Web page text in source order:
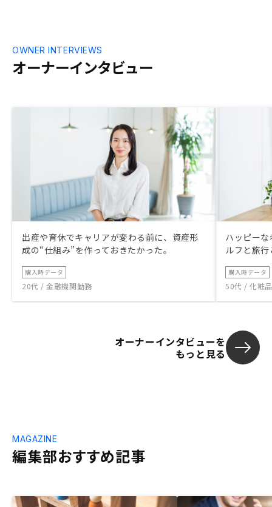
オーナーインタビュー
OWNER INTERVIEWS
出産や育休でキャリアが変わる前に、資産形
成の“仕組み”を作っておきたかった。
購入時データ
20代 / 金融機関勤務
ハッピー
ルフと旅
購入時データ
50代 / 化粧
オーナーインタビューを
もっと見る
編集部おすすめ記事
MAGAZINE